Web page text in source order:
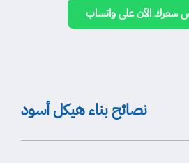
سعرك الآن على واتساب
نصائح بناء هيكل أسود